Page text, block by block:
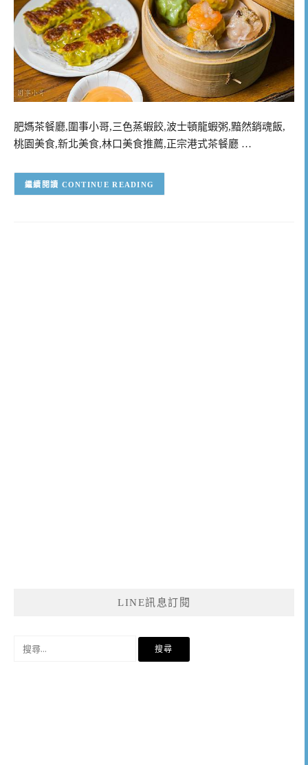
肥媽茶餐廳,圍事小哥,三色蒸蝦餃,波士頓龍蝦粥,黯然銷魂飯,
桃園美食,新北美食,林口美食推薦,正宗港式茶餐廳 …
CONTINUE READING
LINE訊息訂閱